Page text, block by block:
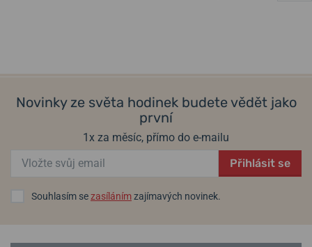
Novinky ze světa hodinek budete vědět jako
první
1x za měsíc, přímo do e-mailu
Přihlásit se
Souhlasím sezasílánímzajímavých novinek.